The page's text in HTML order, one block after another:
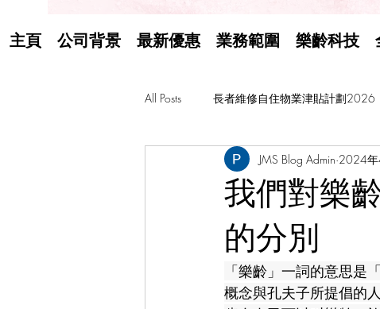
主頁 公司背景 最新優惠 業務範圍 樂齡科技
All Posts 長者維修自住物業津貼計劃2026
工程界專欄 張凱棋醫生 Dr. Elki
我們對樂
的分別
JMS Blog Admin 2024
「樂齡」一詞的意思是
概念與孔夫子所提倡的